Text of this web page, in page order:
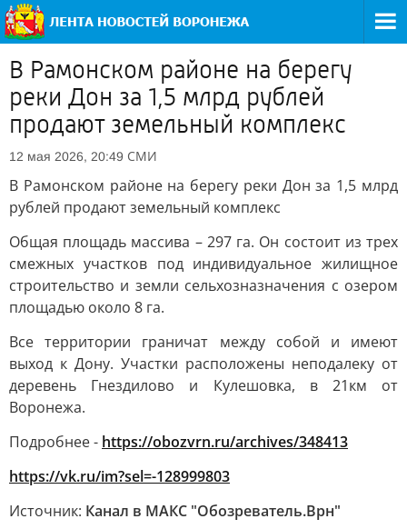
В Рамонском районе на берегу
реки Дон за 1,5 млрд рублей
продают земельный комплекс
12 мая 2026, 20:49 СМИ
В Рамонском районе на берегу реки Дон за 1,5 млрд
рублей продают земельный комплекс
Общая площадь массива – 297 га. Он состоит из трех
смежных участков под индивидуальное жилищное
строительство и земли сельхозназначения с озером
площадью около 8 га.
Все территории граничат между собой и имеют
выход к Дону. Участки расположены неподалеку от
деревень Гнездилово и Кулешовка, в 21км от
Воронежа.
Подробнее - https://obozvrn.ru/archives/348413
https://vk.ru/im?sel=-128999803
Источник: Канал в МАКС "Обозреватель.Врн"